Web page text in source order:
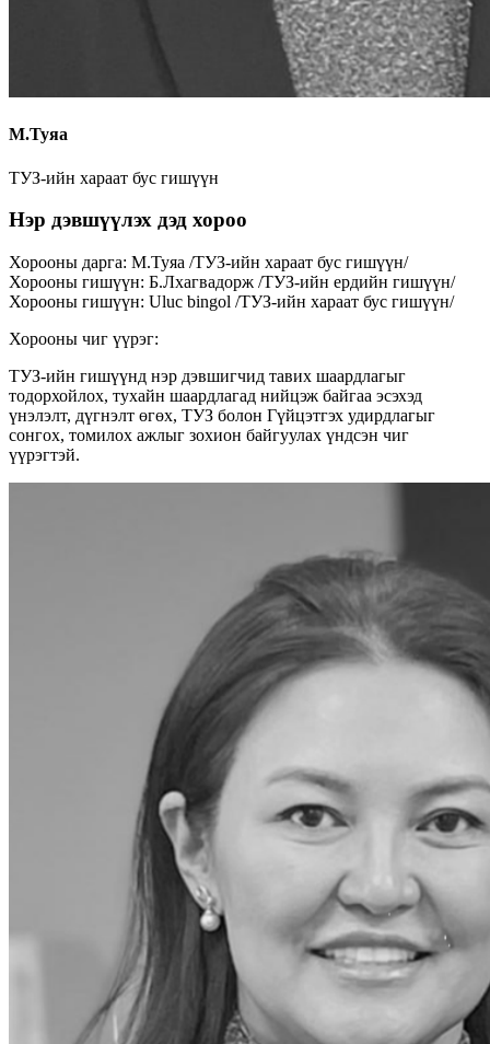
М.Туяа
ТУЗ-ийн хараат бус гишүүн
Нэр дэвшүүлэх дэд хороо
Хорооны дарга: М.Туяа /ТУЗ-ийн хараат бус гишүүн/
Хорооны гишүүн: Б.Лхагвадорж /ТУЗ-ийн ердийн гишүүн/
Хорооны гишүүн: Uluc bingol /ТУЗ-ийн хараат бус гишүүн/
Хорооны чиг үүрэг:
ТУЗ-ийн гишүүнд нэр дэвшигчид тавих шаардлагыг
тодорхойлох, тухайн шаардлагад нийцэж байгаа эсэхэд
үнэлэлт, дүгнэлт өгөх, ТУЗ болон Гүйцэтгэх удирдлагыг
сонгох, томилох ажлыг зохион байгуулах үндсэн чиг
үүрэгтэй.